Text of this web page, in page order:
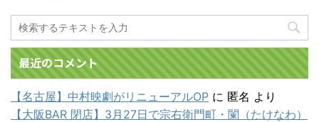
最近のコメント
【名古屋】中村映劇がリニューアルOP に 匿名 より
【大阪BAR 閉店】3月27日で宗右衛門町・闌（たけなわ）